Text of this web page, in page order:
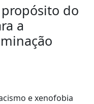
do
a
e xenofobia